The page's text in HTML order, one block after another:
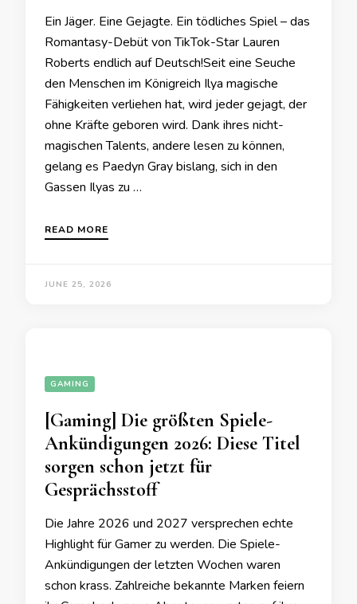
Ein Jäger. Eine Gejagte. Ein tödliches Spiel – das
Romantasy-Debüt von TikTok-Star Lauren
Roberts endlich auf Deutsch!Seit eine Seuche
den Menschen im Königreich Ilya magische
Fähigkeiten verliehen hat, wird jeder gejagt, der
ohne Kräfte geboren wird. Dank ihres nicht-
magischen Talents, andere lesen zu können,
gelang es Paedyn Gray bislang, sich in den
Gassen Ilyas zu …
READ MORE
JUNE 25, 2026
GAMING
[Gaming] Die größten Spiele-
Ankündigungen 2026: Diese Titel
sorgen schon jetzt für
Gesprächsstoff
Die Jahre 2026 und 2027 versprechen echte
Highlight für Gamer zu werden. Die Spiele-
Ankündigungen der letzten Wochen waren
schon krass. Zahlreiche bekannte Marken feiern